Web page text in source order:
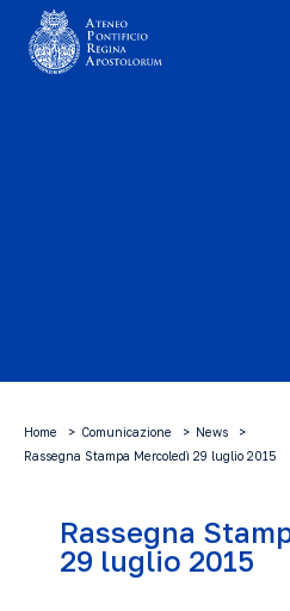
Home Comunicazione
News
Rassegna Stampa Mercoledì 29 luglio 2015
Rassegna
29 luglio 2015